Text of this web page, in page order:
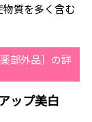
質を多く含む
部外品］の詳
ップ美白